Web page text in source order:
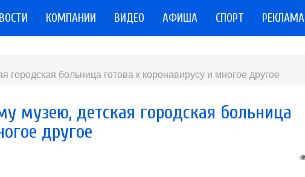
КОМПАНИИ ВИДЕО АФИША СПОРТ РЕКЛАМА
городская больница готова к коронавирусу и многое другое
музею, детская городская больница
другое